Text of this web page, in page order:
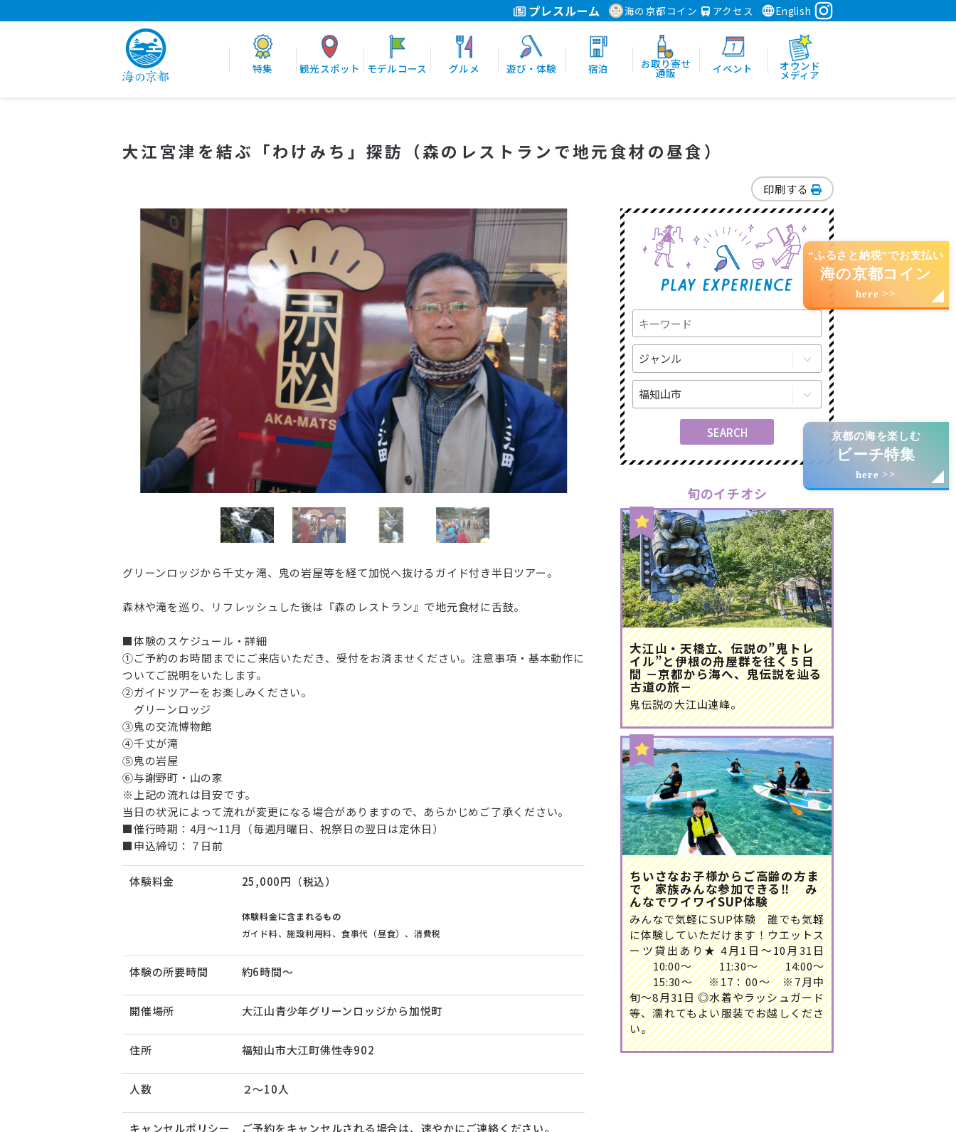
プレスルーム 海の京都コイン アクセス English
特集 観光スポット モデルコース グルメ 遊び・体験 宿泊 お取り寄せ
通販 イベント オウンド
メディア
“ふるさと納税”でお支払い
海の京都コイン
here >>
京都の海を楽しむ
ビーチ特集
here >>
大江宮津を結ぶ「わけみち」探訪（森のレストランで地元食材の昼食）
印刷する
グリーンロッジから千丈ヶ滝、鬼の岩屋等を経て加悦へ抜けるガイド付き半日ツアー。
森林や滝を巡り、リフレッシュした後は『森のレストラン』で地元食材に舌鼓。
■体験のスケジュール・詳細
①ご予約のお時間までにご来店いただき、受付をお済ませください。注意事項・基本動作に
ついてご説明をいたします。
②ガイドツアーをお楽しみください。
グリーンロッジ
③鬼の交流博物館
④千丈が滝
⑤鬼の岩屋
⑥与謝野町・山の家
※上記の流れは目安です。
当日の状況によって流れが変更になる場合がありますので、あらかじめご了承ください。
■催行時期：4月～11月（毎週月曜日、祝祭日の翌日は定休日）
■申込締切：７日前
体験料金 25,000円（税込）
体験料金に含まれるもの
ガイド料、施設利用料、食事代（昼食）、消費税
体験の所要時間 約6時間～
開催場所 大江山青少年グリーンロッジから加悦町
住所 福知山市大江町佛性寺902
人数 ２～10人
キャンセルポリシー
ご予約をキャンセルされる場合は、速やかにご連絡ください。
旬のイチオシ
大江山・天橋立、伝説の”鬼トレ
イル”と伊根の舟屋群を往く５日
間 －京都から海へ、鬼伝説を辿る
古道の旅－
鬼伝説の大江山連峰。
ちいさなお子様からご高齢の方ま
で 家族みんな参加できる‼ み
んなでワイワイSUP体験
みんなで気軽にSUP体験 誰でも気軽
に体験していただけます！ウエットス
ーツ貸出あり★ 4月1日～10月31日
10:00～ 11:30～ 14:00～
15:30～ ※17：00～ ※7月中
旬～8月31日 ◎水着やラッシュガード
等、濡れてもよい服装でお越しくださ
い。